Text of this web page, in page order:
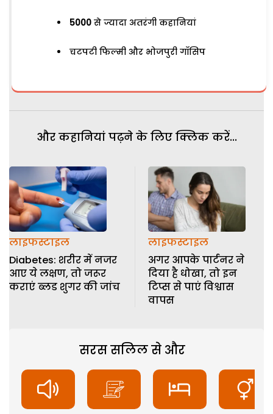
5000 से ज्यादा अतरंगी कहानियां
चटपटी फिल्मी और भोजपुरी गॉसिप
और कहानियां पढ़ने के लिए क्लिक करें...
लाइफस्टाइल
Diabetes: शरीर में नजर
आए ये लक्षण, तो जरूर
कराएं ब्लड शुगर की जांच
लाइफस्टाइल
अगर आपके पार्टनर ने
दिया है धोखा, तो इन
टिप्स से पाएं विश्वास
वापस
सरस सलिल से और